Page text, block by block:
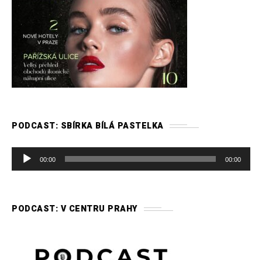
PODCAST: SBÍRKA BÍLÁ PASTELKA
u
00:00 00:00
PODCAST: V CENTRU PRAHY